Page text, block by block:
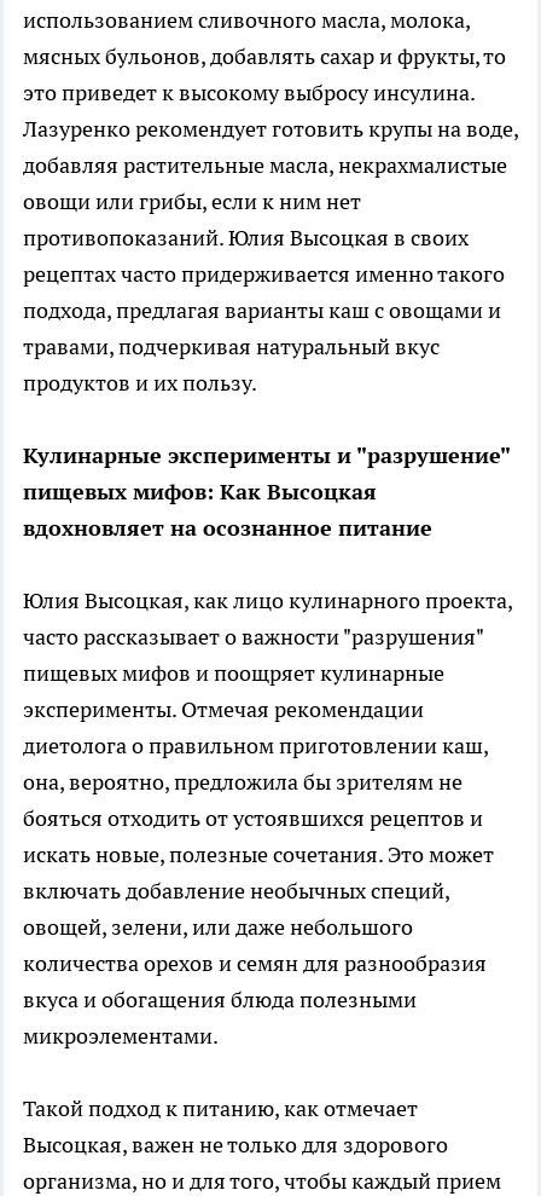
использованием сливочного масла, молока,
мясных бульонов, добавлять сахар и фрукты, то
это приведет к высокому выбросу инсулина.
Лазуренко рекомендует готовить крупы на воде,
добавляя растительные масла, некрахмалистые
овощи или грибы, если к ним нет
противопоказаний. Юлия Высоцкая в своих
рецептах часто придерживается именно такого
подхода, предлагая варианты каш с овощами и
травами, подчеркивая натуральный вкус
продуктов и их пользу.
Кулинарные эксперименты и "разрушение"
пищевых мифов: Как Высоцкая
вдохновляет на осознанное питание
Юлия Высоцкая, как лицо кулинарного проекта,
часто рассказывает о важности "разрушения"
пищевых мифов и поощряет кулинарные
эксперименты. Отмечая рекомендации
диетолога о правильном приготовлении каш,
она, вероятно, предложила бы зрителям не
бояться отходить от устоявшихся рецептов и
искать новые, полезные сочетания. Это может
включать добавление необычных специй,
овощей, зелени, или даже небольшого
количества орехов и семян для разнообразия
вкуса и обогащения блюда полезными
микроэлементами.
Такой подход к питанию, как отмечает
Высоцкая, важен не только для здорового
организма, но и для того, чтобы каждый прием